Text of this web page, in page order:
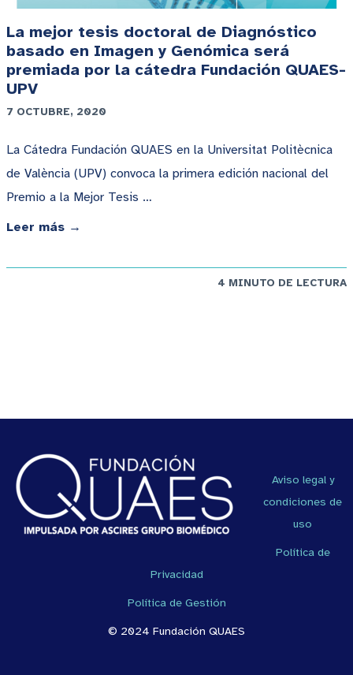
La mejor tesis doctoral de Diagnóstico
basado en Imagen y Genómica será
premiada por la cátedra Fundación QUAES-
UPV
7 OCTUBRE, 2020
La Cátedra Fundación QUAES en la Universitat Politècnica
de València (UPV) convoca la primera edición nacional del
Premio a la Mejor Tesis …
Leer más →
4 MINUTO DE LECTURA
Aviso legal y
condiciones de
uso
Política de
Privacidad
Política de Gestión
© 2024 Fundación QUAES